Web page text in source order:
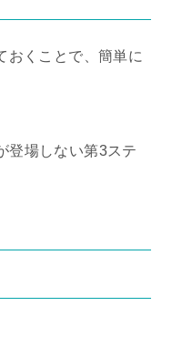
おくことで、簡単に
登場しない第3ステ